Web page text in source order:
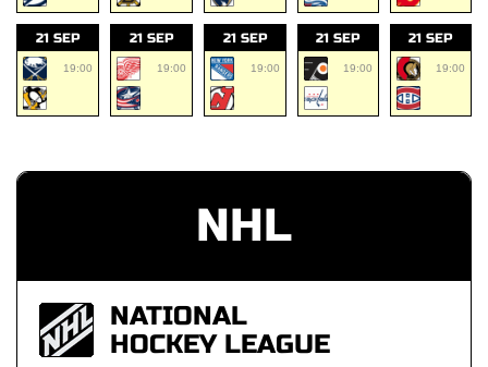
21 SEP
19:00
21 SEP
19:00
21 SEP
19:00
21 SEP
19:00
21 SEP
19:00
NHL
NATIONAL
HOCKEY LEAGUE